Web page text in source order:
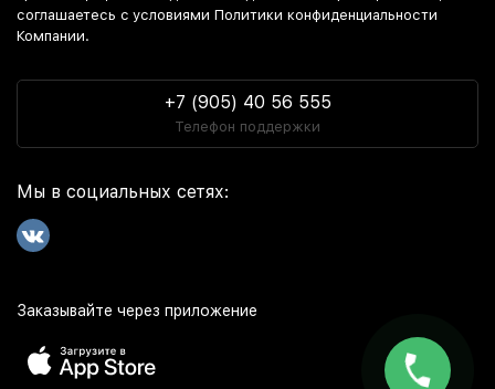
соглашаетесь c условиями Политики конфиденциальности
Компании.
+7 (905) 40 56 555
Телефон поддержки
Мы в социальных сетях:
Заказывайте через приложение